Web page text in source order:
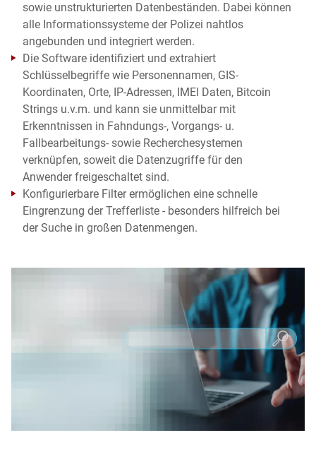
sowie unstrukturierten Datenbeständen. Dabei können
alle Informationssysteme der Polizei nahtlos
angebunden und integriert werden.
Die Software identifiziert und extrahiert
Schlüsselbegriffe wie Personennamen, GIS-
Koordinaten, Orte, IP-Adressen, IMEI Daten, Bitcoin
Strings u.v.m. und kann sie unmittelbar mit
Erkenntnissen in Fahndungs-, Vorgangs- u.
Fallbearbeitungs- sowie Recherchesystemen
verknüpfen, soweit die Datenzugriffe für den
Anwender freigeschaltet sind.
Konfigurierbare Filter ermöglichen eine schnelle
Eingrenzung der Trefferliste - besonders hilfreich bei
der Suche in großen Datenmengen.